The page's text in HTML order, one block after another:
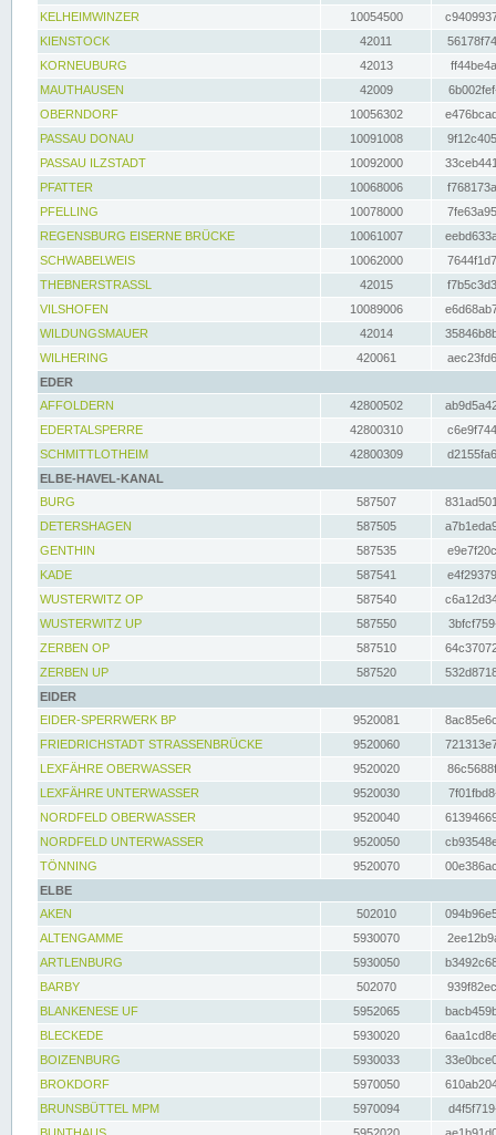
KELHEIMWINZER
10054500
KIENSTOCK
42011
KORNEUBURG
42013
MAUTHAUSEN
42009
OBERNDORF
10056302
PASSAU DONAU
10091008
PASSAU ILZSTADT
10092000
PFATTER
10068006
PFELLING
10078000
REGENSBURG EISERNE BRÜCKE
10061007
SCHWABELWEIS
10062000
THEBNERSTRASSL
42015
VILSHOFEN
10089006
WILDUNGSMAUER
42014
WILHERING
420061
EDER
AFFOLDERN
42800502
EDERTALSPERRE
42800310
SCHMITTLOTHEIM
42800309
ELBE-HAVEL-KANAL
BURG
587507
DETERSHAGEN
587505
GENTHIN
587535
KADE
587541
WUSTERWITZ OP
587540
WUSTERWITZ UP
587550
ZERBEN OP
587510
ZERBEN UP
587520
EIDER
EIDER-SPERRWERK BP
9520081
FRIEDRICHSTADT STRASSENBRÜCKE
9520060
LEXFÄHRE OBERWASSER
9520020
LEXFÄHRE UNTERWASSER
9520030
NORDFELD OBERWASSER
9520040
NORDFELD UNTERWASSER
9520050
TÖNNING
9520070
ELBE
AKEN
502010
ALTENGAMME
5930070
ARTLENBURG
5930050
BARBY
502070
BLANKENESE UF
5952065
BLECKEDE
5930020
BOIZENBURG
5930033
BROKDORF
5970050
BRUNSBÜTTEL MPM
5970094